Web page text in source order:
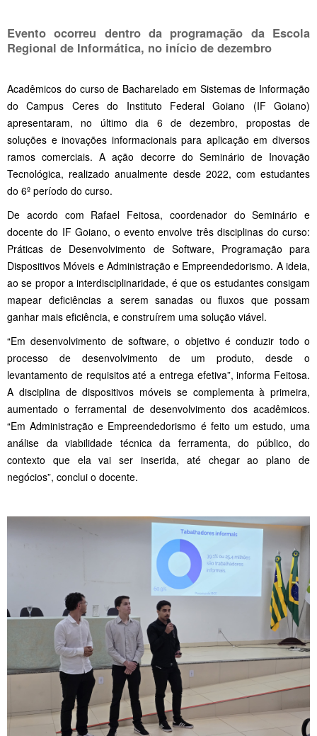
Evento ocorreu dentro da programação da Escola
Regional de Informática, no início de dezembro
Acadêmicos do curso de Bacharelado em Sistemas de Informação
do Campus Ceres do Instituto Federal Goiano (IF Goiano)
apresentaram, no último dia 6 de dezembro, propostas de
soluções e inovações informacionais para aplicação em diversos
ramos comerciais. A ação decorre do Seminário de Inovação
Tecnológica, realizado anualmente desde 2022, com estudantes
do 6º período do curso.
De acordo com Rafael Feitosa, coordenador do Seminário e
docente do IF Goiano, o evento envolve três disciplinas do curso:
Práticas de Desenvolvimento de Software, Programação para
Dispositivos Móveis e Administração e Empreendedorismo. A ideia,
ao se propor a interdisciplinaridade, é que os estudantes consigam
mapear deficiências a serem sanadas ou fluxos que possam
ganhar mais eficiência, e construírem uma solução viável.
“Em desenvolvimento de software, o objetivo é conduzir todo o
processo de desenvolvimento de um produto, desde o
levantamento de requisitos até a entrega efetiva”, informa Feitosa.
A disciplina de dispositivos móveis se complementa à primeira,
aumentado o ferramental de desenvolvimento dos acadêmicos.
“Em Administração e Empreendedorismo é feito um estudo, uma
análise da viabilidade técnica da ferramenta, do público, do
contexto que ela vai ser inserida, até chegar ao plano de
negócios”, conclui o docente.